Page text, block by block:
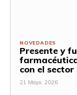
NOVEDADES
Presente y
con el sector
21 Mayo, 2026